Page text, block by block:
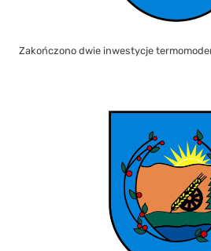
Zakończono dwie inwestycje